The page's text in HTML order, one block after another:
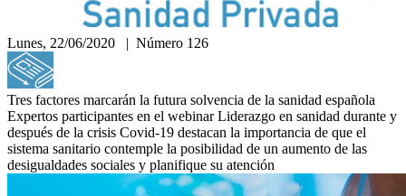
Lunes, 22/06/2020 | Número 126
Tres factores marcarán la futura solvencia de la sanidad española
Expertos participantes en el webinar Liderazgo en sanidad durante y
después de la crisis Covid-19 destacan la importancia de que el
sistema sanitario contemple la posibilidad de un aumento de las
desigualdades sociales y planifique su atención